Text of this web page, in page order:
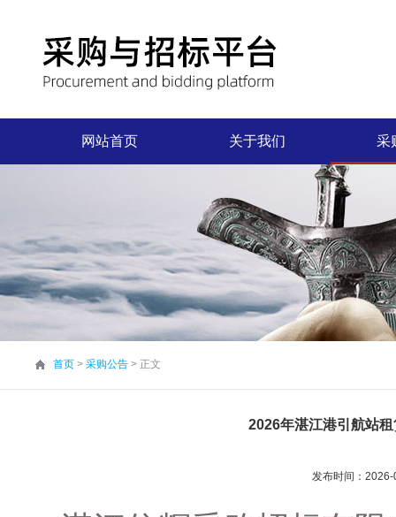
网站首页 关于我们 采
首页 > 采购公告 > 正文
2026年湛江港引航站
发布时间：